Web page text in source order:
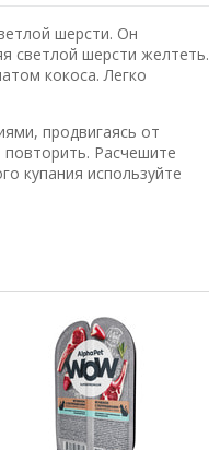
шерсти. Он
светлой шерсти желтеть.
кокоса. Легко
продвигаясь от
Расчешите
купания используйте